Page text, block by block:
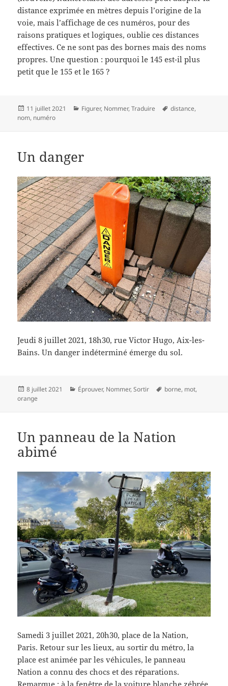
distance exprimée en mètres depuis l’origine de la
voie, mais l’affichage de ces numéros, pour des
raisons pratiques et logiques, oublie ces distances
effectives. Ce ne sont pas des bornes mais des noms
propres. Une question : pourquoi le 145 est-il plus
petit que le 155 et le 165 ?
Publié
le
11 juillet 2021 Catégories
Figurer, Nommer,Traduire
Mots-
distance,
nom, numéro
Un danger
Jeudi 8 juillet 2021, 18h30, rue Victor Hugo, Aix-les-
Bains. Un danger indéterminé émerge du sol.
Publié
le
8 juillet 2021 Catégories
Éprouver, Nommer,Sortir
Mots-
borne, mot,
orange
Un panneau de la Nation
abimé
Samedi 3 juillet 2021, 20h30, place de la Nation,
Paris. Retour sur les lieux, au sortir du métro, la
place est animée par les véhicules, le panneau
Nation a connu des chocs et des réparations.